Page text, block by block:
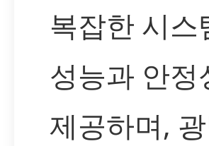
복잡한 시
성능과 안
제공하며,